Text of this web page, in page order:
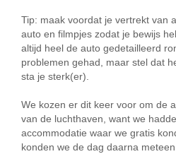
Tip: maak voordat je vertrekt van
auto en filmpjes zodat je bewijs
altijd heel de auto gedetailleerd
problemen gehad, maar stel dat
sta je sterk(er).
We kozen er dit keer voor om de
van de luchthaven, want we
accommodatie waar we gratis
konden we de dag daarna